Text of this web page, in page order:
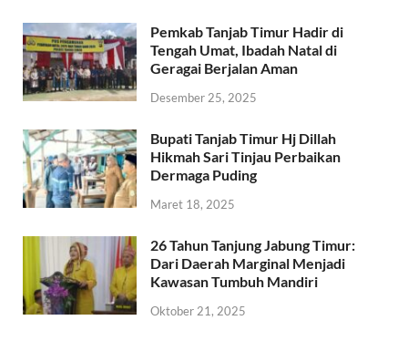
Pemkab Tanjab Timur Hadir di
Tengah Umat, Ibadah Natal di
Geragai Berjalan Aman
Desember 25, 2025
Bupati Tanjab Timur Hj Dillah
Hikmah Sari Tinjau Perbaikan
Dermaga Puding
Maret 18, 2025
26 Tahun Tanjung Jabung Timur:
Dari Daerah Marginal Menjadi
Kawasan Tumbuh Mandiri
Oktober 21, 2025